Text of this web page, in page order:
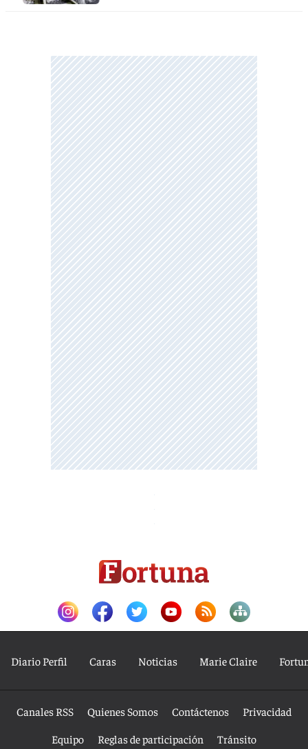
Diario Perfil Caras Noticias Marie Claire
Canales RSS Quienes Somos Contáctenos
Privacidad
Equipo
Reglas de participación Tránsito